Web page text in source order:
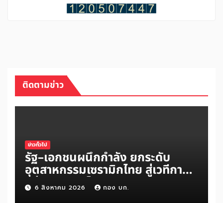
ติดตามข่าว
ข่าวทั่วไป
รัฐ–เอกชนผนึกกำลัง ยกระดับ
อุตสาหกรรมเซรามิกไทย สู่เวทีการ
แข่งขันระดับโลก
6 สิงหาคม 2026 กอง บก.